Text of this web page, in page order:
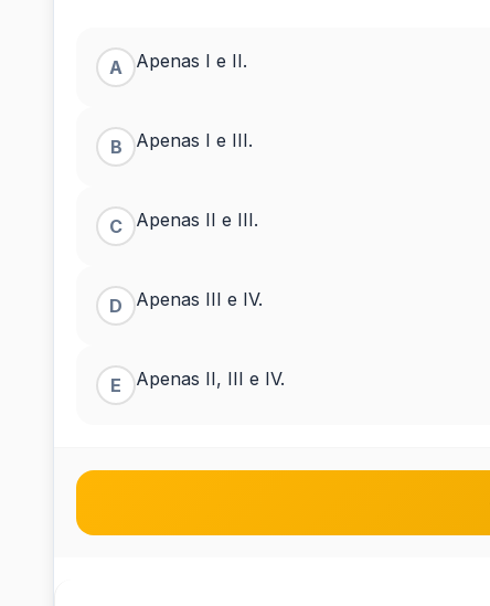
A Apenas I e II.
B Apenas I e III.
C Apenas II e III.
D Apenas III e IV.
E Apenas II, III e IV.